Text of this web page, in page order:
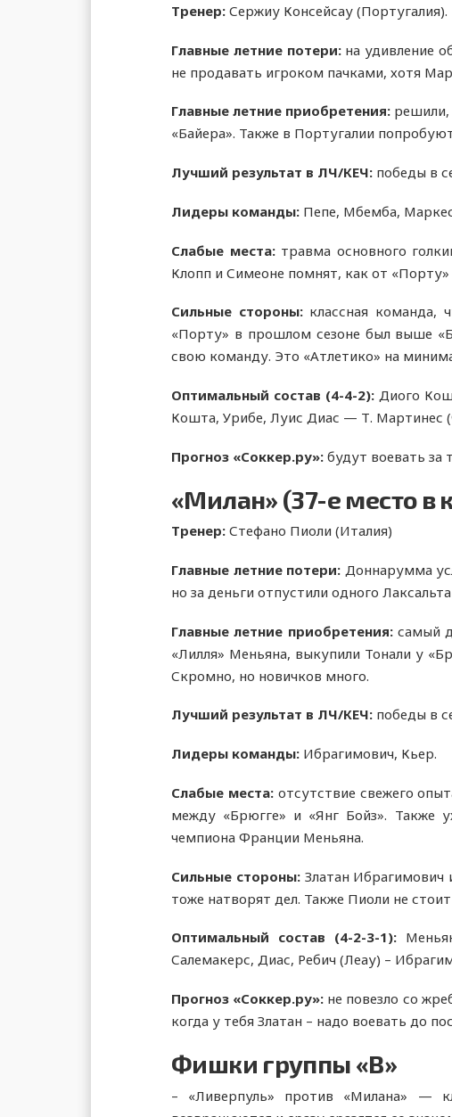
Тренер: Сержиу Консейсау (Португалия).
Главные летние потери: на удивление
не продавать игроком пачками, хотя
Главные летние приобретения: решили,
«Байера». Также в Португалии
Лучший результат в ЛЧ/КЕЧ: победы в
Лидеры команды: Пепе, Мбемба,
Слабые места:травма основного
Клопп и Симеоне помнят, как от
Сильные стороны:классная команда,
«Порту» в прошлом сезоне был выше
свою команду. Это «Атлетико» на
Оптимальный состав (4-4-2): Диого
Кошта, Урибе, Луис Диас — Т. Мартинес
Прогноз «Соккер.ру»: будут воевать за
«Милан» (37-е место в
Тренер: Стефано Пиоли (Италия)
Главные летние потери: Доннарумма
но за деньги отпустили одного
Главные летние приобретения: самый
«Лилля» Меньяна, выкупили Тонали у
Скромно, но новичков много.
Лучший результат в ЛЧ/КЕЧ: победы в
Лидеры команды: Ибрагимович, Кьер.
Слабые места:отсутствие свежего
между «Брюгге» и «Янг Бойз». Также
чемпиона Франции Меньяна.
Сильные стороны:Златан Ибрагимович
тоже натворят дел. Также Пиоли не
Оптимальный состав (4-2-3-1):
Салемакерс, Диас, Ребич (Леау) –
Прогноз «Соккер.ру»: не повезло со
когда у тебя Златан – надо воевать до
Фишки группы «В»
– «Ливерпуль» против «Милана» —